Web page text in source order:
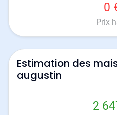
0
Prix
Estimation des
augustin
2